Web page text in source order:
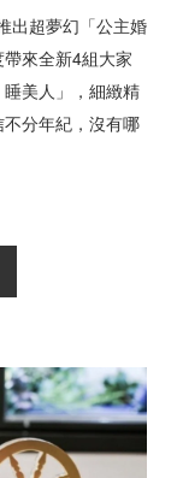
出超夢幻「公主婚
來全新4組大家
美人」，細緻精
分年紀，沒有哪